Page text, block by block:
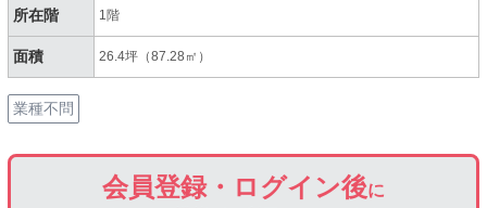
所在階 1階
面積 26.4坪（87.28㎡）
業種不問
会員登録・ログイン後に